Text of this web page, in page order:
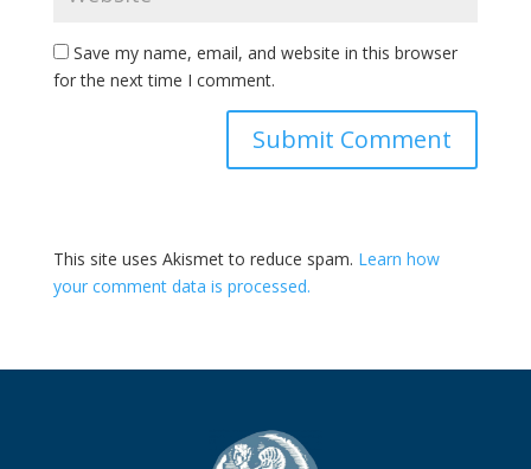
Save my name, email, and website in this browser
for the next time I comment.
This site uses Akismet to reduce spam. Learn how
your comment data is processed.